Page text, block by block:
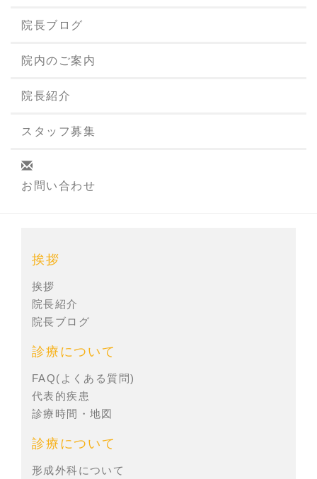
院長ブログ
院内のご案内
院長紹介
スタッフ募集
お問い合わせ
挨拶
挨拶
院長紹介
院長ブログ
診療について
FAQ(よくある質問)
代表的疾患
診療時間・地図
診療について
形成外科について